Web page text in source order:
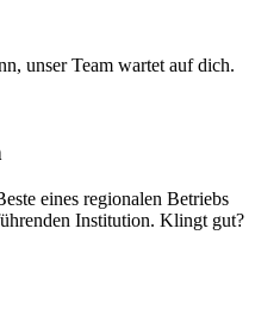
unser Team wartet auf dich.
eines regionalen Betriebs
Institution. Klingt gut?